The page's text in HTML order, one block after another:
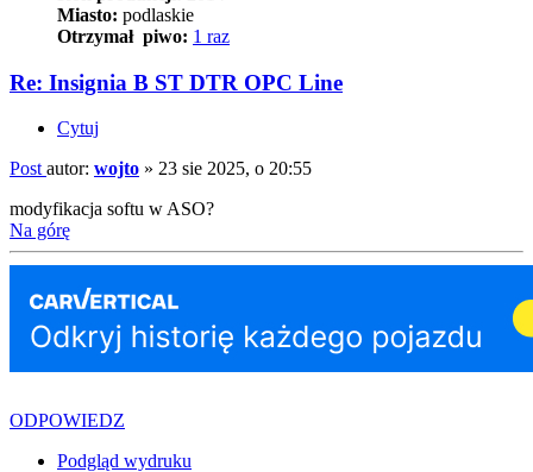
Miasto: podlaskie
Otrzymał piwo: 1 raz
Re: Insignia B ST DTR OPC Line
Cytuj
Post autor: wojto » 23 sie 2025, o 20:55
modyfikacja softu w ASO?
Na górę
ODPOWIEDZ
Podgląd wydruku